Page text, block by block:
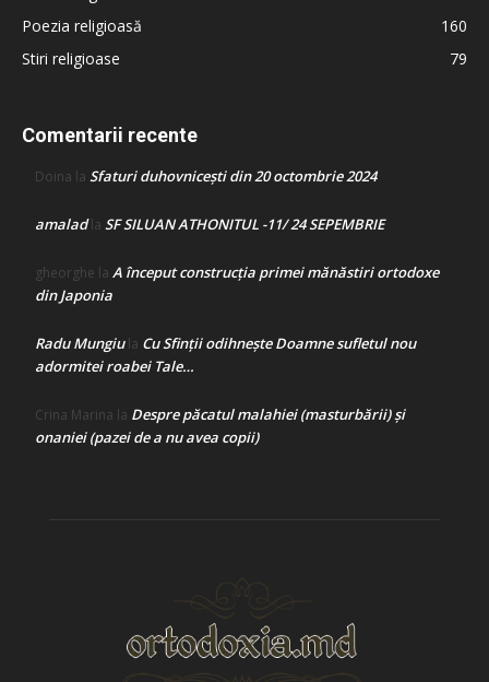
Poezia religioasă
160
Stiri religioase
79
Comentarii recente
Doina la Sfaturi duhovnicești din 20 octombrie 2024
amaladla SF SILUAN ATHONITUL -11/ 24 SEPEMBRIE
gheorghe la A început construcţia primei mănăstiri ortodoxe
din Japonia
Radu Mungiula Cu Sfinții odihnește Doamne sufletul nou
adormitei roabei Tale…
Crina Marina la Despre păcatul malahiei (masturbării) şi
onaniei (pazei de a nu avea copii)